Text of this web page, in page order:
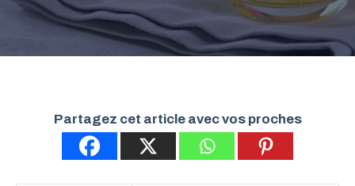
Partagez cet article avec vos proches